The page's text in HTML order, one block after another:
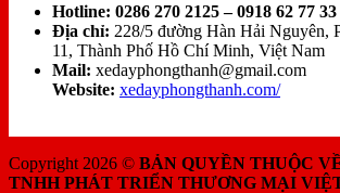
Hotline: 0286 270 2125 – 0918 62 77 33
Địa chỉ: 228/5 đường Hàn Hải Nguyên,
11, Thành Phố Hồ Chí Minh, Việt Nam
Mail: xedayphongthanh@gmail.com
Website: xedayphongthanh.com/
Copyright 2026 © BẢN QUYỀN THUỘC
TNHH PHÁT TRIỂN THƯƠNG MẠI